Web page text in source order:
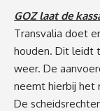
GOZ laat de
Transvalia doet
houden. Dit leidt
weer. De
neemt hierbij het
De